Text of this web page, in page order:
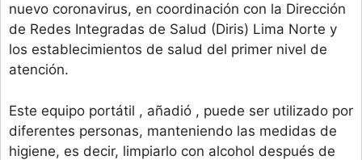
nuevo coronavirus, en coordinación con la Dirección
de Redes Integradas de Salud (Diris) Lima Norte y
los establecimientos de salud del primer nivel de
atención.
Este equipo portátil , añadió , puede ser utilizado por
diferentes personas, manteniendo las medidas de
higiene, es decir, limpiarlo con alcohol después de